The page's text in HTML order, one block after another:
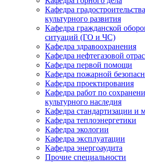
Кафедра
культурного развития
Кафедра гражданской
ситуаций (ГО и ЧС)
Кафедра здравоохранения
Кафедра нефтегазовой
Кафедра первой помощи
Кафедра пожарной
Кафедра проектирования
Кафедра работ по
культурного наследия
Кафедра стандартизации и
Кафедра теплоэнергетики
Кафедра экологии
Кафедра эксплуатации
Кафедра энергоаудита
Прочие специальности